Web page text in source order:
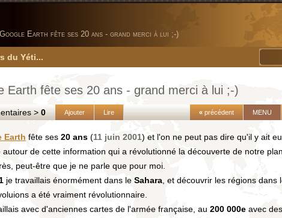
Google Earth fête ses 20 ans - grand merci à lui ;-)
du Yéti...
Earth fête ses 20 ans - grand merci à lui ;-)
>0 Ajouter Lire MENU
« précédent
Earth fête ses 20 ans (11 juin 2001) et l'on ne peut pas dire qu'il y ait
autour de cette information qui a révolutionné la découverte de notre
peut-être que je ne parle que pour moi.
je travaillais énormément dans le Sahara , et découvrir les régions dans
a été vraiment révolutionnaire.
avec d'anciennes cartes de l'armée française, au 200 000e avec